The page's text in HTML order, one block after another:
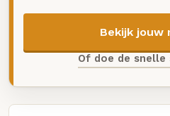
Bekijk jouw
Of doe de